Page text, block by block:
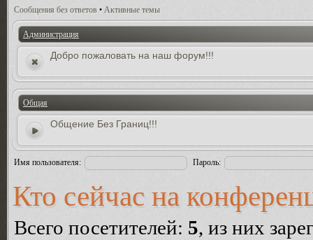
Сообщения без ответов • Активные темы
Администрация
Добро пожаловать на наш форум!!!
Общая
Общение Без Границ!!!
Имя пользователя: Пароль:
Кто сейчас на
Всего посетителей: 5, из них